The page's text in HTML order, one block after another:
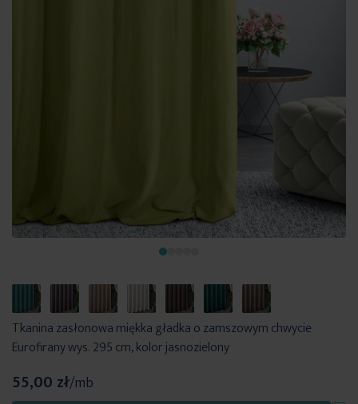
Tkanina zasłonowa miękka gładka o zamszowym chwycie
Eurofirany wys. 295 cm, kolor jasnozielony
55,00 zł/mb